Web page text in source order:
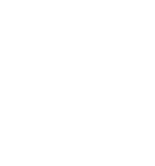
un amigo
página
al autor
la foto de